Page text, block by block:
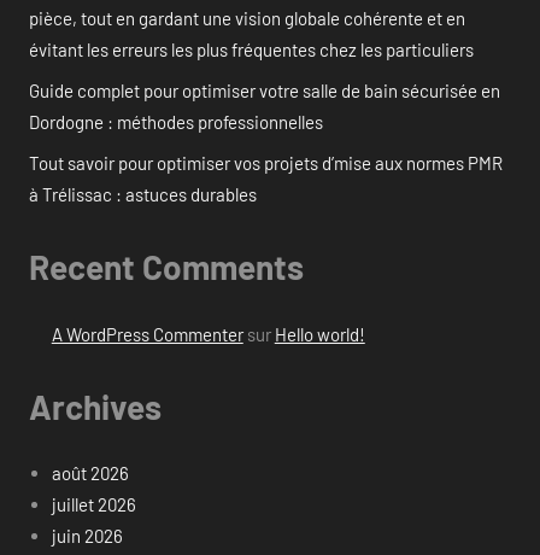
pièce, tout en gardant une vision globale cohérente et en
évitant les erreurs les plus fréquentes chez les particuliers
Guide complet pour optimiser votre salle de bain sécurisée en
Dordogne : méthodes professionnelles
Tout savoir pour optimiser vos projets d’mise aux normes PMR
à Trélissac : astuces durables
Recent Comments
A WordPress Commentersur Hello world!
Archives
août 2026
juillet 2026
juin 2026